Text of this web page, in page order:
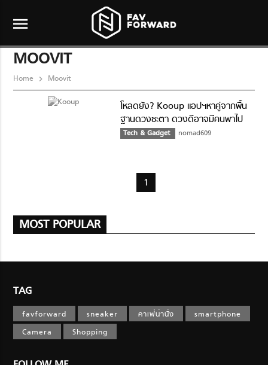
menu
MOOVIT
Home Moovit
โหลดยัง? Kooup แอปฯหาคู่จากพื้น
ฐานดวงชะตา ดวงดีอาจมีคนพาไป
ลอยกระทง
Tech & Gadget nomad609
1
MOST POPULAR
TAG
favforward sneaker คาเฟ่น่านั่ง
smartphone
Camera
Shopping